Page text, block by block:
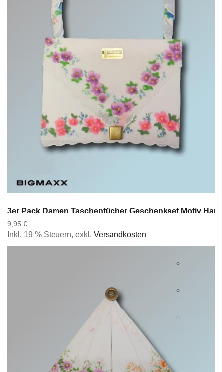
3er Pack Damen Taschentücher Geschenkset Motiv
9,95 €
Inkl. 19 % Steuern, exkl. Versandkosten